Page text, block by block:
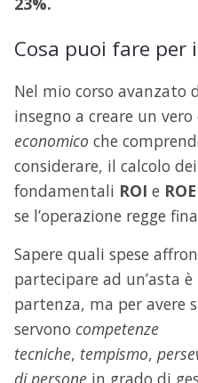
Cosa puoi fare per
Nel mio corso
insegno a creare un
economico che
considerare, il calcolo
fondamentali ROI e ROE
se l’operazione regge
Sapere quali spese
partecipare ad un’asta
partenza, ma per avere
servono competenze
tecniche, tempismo,
di persone in grado di